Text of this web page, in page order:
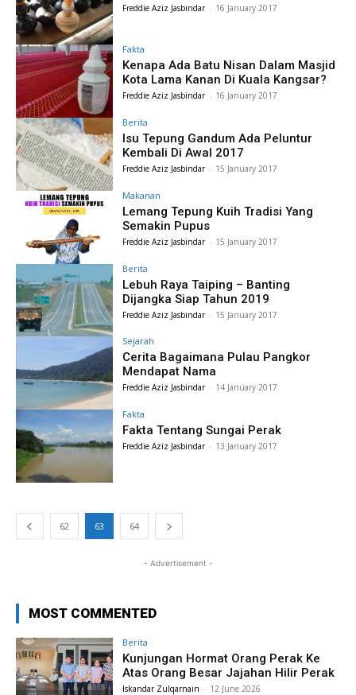
Freddie Aziz Jasbindar - 16 January 2017
Fakta
Kenapa Ada Batu Nisan Dalam Masjid
Kota Lama Kanan Di Kuala Kangsar?
Freddie Aziz Jasbindar - 16 January 2017
Berita
Isu Tepung Gandum Ada Peluntur
Kembali Di Awal 2017
Freddie Aziz Jasbindar - 15 January 2017
Makanan
Lemang Tepung Kuih Tradisi Yang
Semakin Pupus
Freddie Aziz Jasbindar - 15 January 2017
Berita
Lebuh Raya Taiping – Banting
Dijangka Siap Tahun 2019
Freddie Aziz Jasbindar - 15 January 2017
Sejarah
Cerita Bagaimana Pulau Pangkor
Mendapat Nama
Freddie Aziz Jasbindar - 14 January 2017
Fakta
Fakta Tentang Sungai Perak
Freddie Aziz Jasbindar - 13 January 2017
62 63 64
- Advertisement -
MOST COMMENTED
Berita
Kunjungan Hormat Orang Perak Ke
Atas Orang Besar Jajahan Hilir Perak
Iskandar Zulqarnain - 12 June 2026